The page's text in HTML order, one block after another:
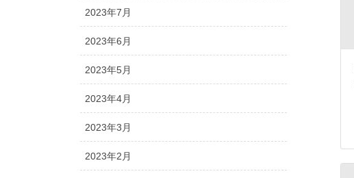
2023年7月
2023年6月
2023年5月
2023年4月
2023年3月
2023年2月